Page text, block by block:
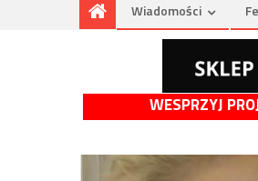
Wiadomości
WESPRZYJ